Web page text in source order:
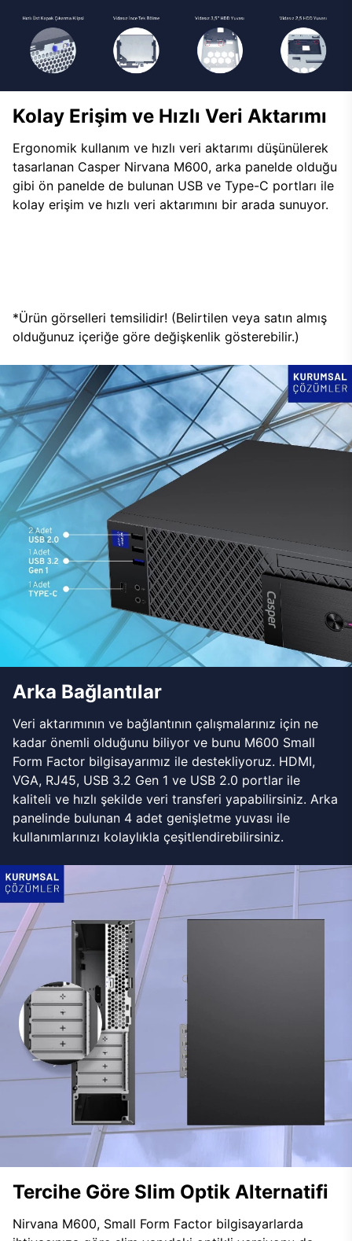
Kolay Erişim ve Hızlı Veri Aktarımı
Ergonomik kullanım ve hızlı veri aktarımı düşünülerek
tasarlanan Casper Nirvana M600, arka panelde olduğu
gibi ön panelde de bulunan USB ve Type-C portları ile
kolay erişim ve hızlı veri aktarımını bir arada sunuyor.
*Ürün görselleri temsilidir! (Belirtilen veya satın almış
olduğunuz içeriğe göre değişkenlik gösterebilir.)
Arka Bağlantılar
Veri aktarımının ve bağlantının çalışmalarınız için ne
kadar önemli olduğunu biliyor ve bunu M600 Small
Form Factor bilgisayarımız ile destekliyoruz. HDMI,
VGA, RJ45, USB 3.2 Gen 1 ve USB 2.0 portlar ile
kaliteli ve hızlı şekilde veri transferi yapabilirsiniz. Arka
panelinde bulunan 4 adet genişletme yuvası ile
kullanımlarınızı kolaylıkla çeşitlendirebilirsiniz.
Tercihe Göre Slim Optik Alternatifi
Nirvana M600, Small Form Factor bilgisayarlarda